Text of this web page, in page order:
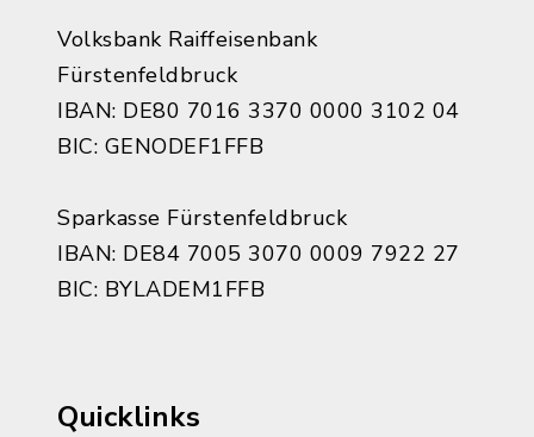
Volksbank Raiffeisenbank
Fürstenfeldbruck
IBAN: DE80 7016 3370 0000 3102 04
BIC: GENODEF1FFB
Sparkasse Fürstenfeldbruck
IBAN: DE84 7005 3070 0009 7922 27
BIC: BYLADEM1FFB
Quicklinks